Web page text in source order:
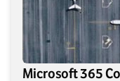
Microsoft 365